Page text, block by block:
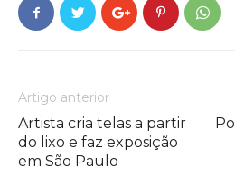
Artigo anterior
Artista cria telas a partir
do lixo e faz exposição
em São Paulo